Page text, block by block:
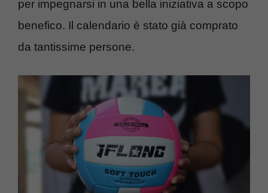
per impegnarsi in una bella iniziativa a scopo
benefico. Il calendario è stato già comprato
da tantissime persone.